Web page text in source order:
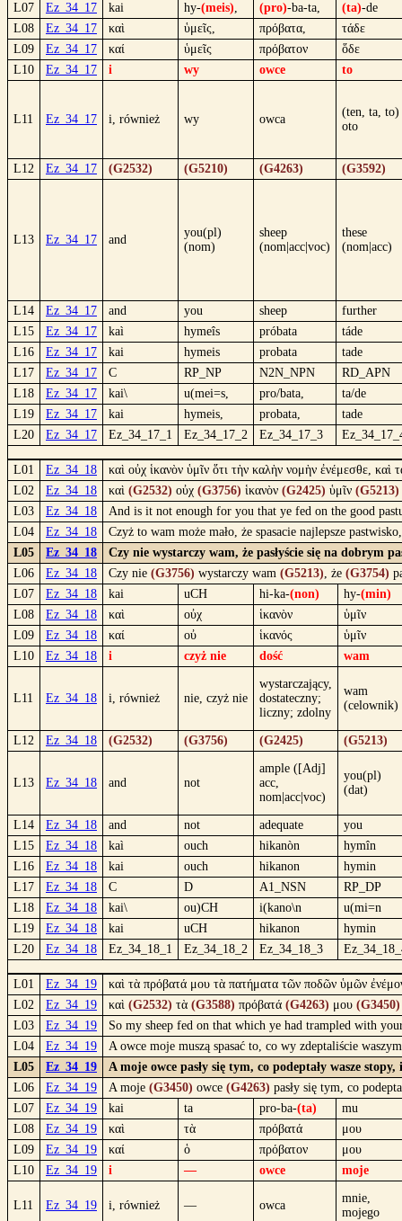
L07 Ez_34_17 kai hy-(meis), (pro)-ba-ta, (ta)-de
L08
Ez_34_17 καὶ ὑμεῖς, πρόβατα,
τάδε
L09
Ez_34_17 καί ὑμεῖς πρόβατον
ὅδε
L10
Ez_34_17 i wy owce to
L11 Ez_34_17 i, również wy owca
(ten, ta, to)
oto
L12 Ez_34_17 (G2532) (G5210) (G4263) (G3592)
L13 Ez_34_17 and
you(pl)
(nom)
sheep
(nom|acc|voc)
these
(nom|acc)
L14 Ez_34_17 and you sheep
further
L15
Ez_34_17 kaì hymeîs próbata
táde
L16
Ez_34_17 kai hymeis probata
tade
L17
Ez_34_17 C RP_NP N2N_NPN
RD_APN
L18
Ez_34_17 kai\ u(mei=s, pro/bata,
ta/de
L19
Ez_34_17 kai hymeis, probata,
tade
L20
Ez_34_17 Ez_34_17_1 Ez_34_17_2 Ez_34_17_3
L01 Ez_34_18
καὶ οὐχ ἱκανὸν ὑμῖν ὅτι τὴν καλὴν νομὴν ἐνέμεσθε,
L02
Ez_34_18 καὶ (G2532) οὐχ (G3756) ἱκανὸν (G2425) ὑμῖν (G5213)
L03
Ez_34_18
And is it not enough for you that ye fed on the good
L04
Ez_34_18
Czyż to wam może mało, że spasacie najlepsze
L05
Ez_34_18
Czy nie wystarczy wam, że pasłyście się na dobrym
L06
Ez_34_18 Czy nie (G3756) wystarczy wam (G5213), że (G3754)
L07
Ez_34_18 kai uCH hi-ka-(non) hy-(min)
L08
Ez_34_18 καὶ οὐχ ἱκανὸν
ὑμῖν
L09
Ez_34_18 καί οὐ ἱκανός
ὑμῖν
L10
Ez_34_18 i czyż nie dość wam
L11 Ez_34_18 i, również nie, czyż nie
wystarczający,
dostateczny;
liczny; zdolny
wam
(celownik)
L12 Ez_34_18 (G2532) (G3756) (G2425) (G5213)
L13 Ez_34_18 and not
ample ([Adj]
acc,
nom|acc|voc)
you(pl)
(dat)
L14 Ez_34_18 and not adequate
you
L15
Ez_34_18 kaì ouch hikanòn
hymîn
L16
Ez_34_18 kai ouch hikanon
hymin
L17
Ez_34_18 C D A1_NSN
RP_DP
L18
Ez_34_18 kai\ ou)CH i(kano\n
u(mi=n
L19
Ez_34_18 kai uCH hikanon
hymin
L20
Ez_34_18 Ez_34_18_1 Ez_34_18_2 Ez_34_18_3
L01 Ez_34_19
καὶ τὰ πρόβατά μου τὰ πατήματα τῶν ποδῶν ὑμῶν
L02
Ez_34_19 καὶ (G2532) τὰ (G3588) πρόβατά (G4263) μου (G3450)
L03
Ez_34_19
So my sheep fed on that which ye had trampled with
L04
Ez_34_19
A owce moje muszą spasać to, co wy zdeptaliście
L05
Ez_34_19
A moje owce pasły się tym, co podeptały wasze
L06
Ez_34_19 A moje (G3450) owce (G4263) pasły się tym, co
L07
Ez_34_19 kai ta pro-ba-(ta)
mu
L08
Ez_34_19 καὶ τὰ πρόβατά
μου
L09
Ez_34_19 καί ὁ πρόβατον
μου
L10
Ez_34_19 i — owce moje
L11 Ez_34_19 i, również — owca
mnie,
mojego